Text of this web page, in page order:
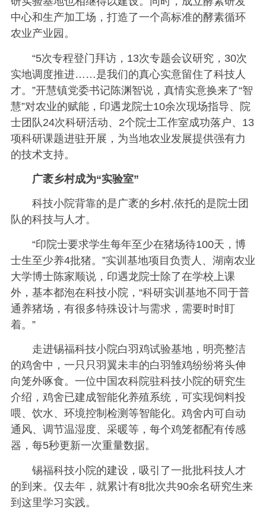
中心和生产加工场，打造了一个高标准的酵素循环
农业产业园。
“5次专程登门拜访，13次专题会议研究，30次
实地调度推进……是我们的真心实意留住了科技人
才。”开慧镇党委书记陈渊智说，真情实意换来了“智
慧”对农业的赋能，印遇龙院士10余次现场指导、院
士团队24次科研活动、2个院士工作室成功落户、13
项科研课题进驻开展，为当地农业发展提供强有力
的技术支持。
广袤乡村成为“实验室”
科技小院背靠的是广袤的乡村,依托的是院士团
队的科技与人才。
“印院士要求学生每年至少在猪场待100天，博
士生至少养4批猪。”实训基地项目负责人、湖南农业
大学博士陈家顺说，印遇龙院士除了在学校上课
外，基本都泡在科技小院，“科研实训基地不同于普
通养猪场，有很多特殊设计与需求，需要时时盯
着。”
走进锡福科技小院白羽鸡试验基地，明亮整洁
的鸡舍中，一只只羽翼未丰的白羽雏鸡纷纷将头伸
向笼外啄食。一位中国农科院驻科技小院的研究生
介绍，鸡舍已建成智能化养殖系统，可实现饲料投
喂、饮水、环境控制检测等智能化。鸡舍内可自动
通风、调节温湿度、采暖等，每个鸡笼都配有传感
器，每5秒更新一次重量数据。
锡福科技小院的建设，吸引了一批批科技人才
的到来。仅去年，就累计有8批次共90余名研究生来
到这里学习实践。